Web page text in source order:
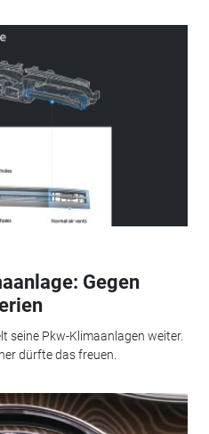
Gegen
seine Pkw-Klimaanlagen weiter.
dürfte das freuen.